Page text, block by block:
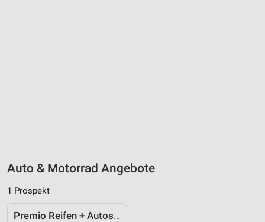
Auto & Motorrad Angebote
1 Prospekt
Premio Reifen + Autoservice